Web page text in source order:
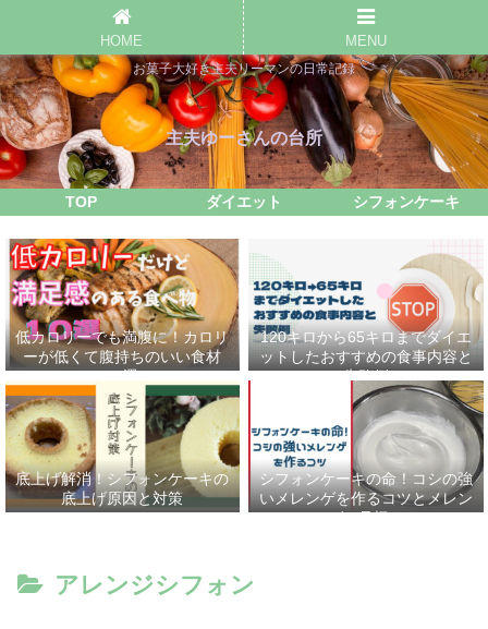
お菓子大好き主夫リーマンの日常記録
主夫ゆーさんの台所
TOP ダイエット シフォンケーキ
低カロリーでも満腹に！カロリ
ーが低くて腹持ちのいい食材
10選
120キロから65キロまでダイエ
ットしたおすすめの食事内容と
失敗例
底上げ解消！シフォンケーキの
底上げ原因と対策
シフォンケーキの命！コシの強
いメレンゲを作るコツとメレン
ゲの見極め
アレンジシフォン
HOME MENU